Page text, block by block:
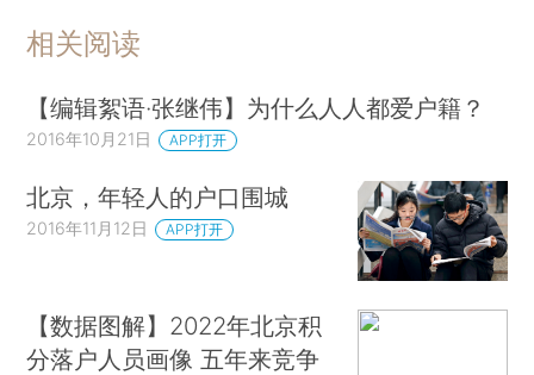
相关阅读
【编辑絮语·张继伟】为什么人人都爱户籍？
2016年10月21日 APP打开
北京，年轻人的户口围城
2016年11月12日 APP打开
【数据图解】2022年北京积
分落户人员画像 五年来竞争